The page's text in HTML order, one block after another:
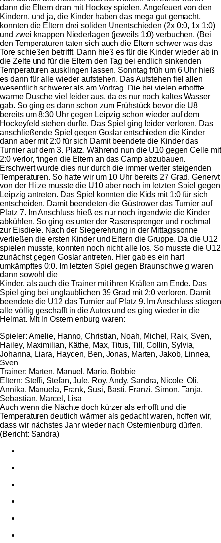
dann die Eltern dran mit Hockey spielen. Angefeuert von den
Kindern, und ja, die Kinder haben das mega gut gemacht,
konnten die Eltern drei soliden Unentschieden (2x 0:0, 1x 1:0)
und zwei knappen Niederlagen (jeweils 1:0) verbuchen. (Bei
den Temperaturen taten sich auch die Eltern schwer was das
Tore schießen betrifft. Dann hieß es für die Kinder wieder ab in
die Zelte und für die Eltern den Tag bei endlich sinkenden
Temperaturen ausklingen lassen. Sonntag früh um 6 Uhr hieß
es dann für alle wieder aufstehen. Das Aufstehen fiel allen
wesentlich schwerer als am Vortrag. Die bei vielen erhoffte
warme Dusche viel leider aus, da es nur noch kaltes Wasser
gab. So ging es dann schon zum Frühstück bevor die U8
bereits um 8:30 Uhr gegen Leipzig schon wieder auf dem
Hockeyfeld stehen durfte. Das Spiel ging leider verloren. Das
anschließende Spiel gegen Goslar entschieden die Kinder
dann aber mit 2:0 für sich Damit beendete die Kinder das
Turnier auf dem 3. Platz. Während nun die U10 gegen Celle mit
2:0 verlor, fingen die Eltern an das Camp abzubauen.
Erschwert wurde dies nur durch die immer weiter steigenden
Temperaturen. So hatte wir um 10 Uhr bereits 27 Grad. Genervt
von der Hitze musste die U10 aber noch im letzten Spiel gegen
Leipzig antreten. Das Spiel konnten die Kids mit 1:0 für sich
entscheiden. Damit beendeten die Güstrower das Turnier auf
Platz 7. Im Anschluss hieß es nur noch irgendwie die Kinder
abkühlen. So ging es unter der Rasensprenger und nochmal
zur Eisdiele. Nach der Siegerehrung in der Mittagssonne
verließen die ersten Kinder und Eltern die Gruppe. Da die U12
spielen musste, konnten noch nicht alle los. So musste die U12
zunächst gegen Goslar antreten. Hier gab es ein hart
umkämpftes 0:0. Im letzten Spiel gegen Braunschweig waren
dann sowohl die
Kinder, als auch die Trainer mit ihren Kräften am Ende. Das
Spiel ging bei unglaublichen 39 Grad mit 2:0 verloren. Damit
beendete die U12 das Turnier auf Platz 9. Im Anschluss stiegen
alle völlig geschafft in die Autos und es ging wieder in die
Heimat. Mit in Osternienburg waren:
Spieler: Amelie, Hanno, Christian, Noah, Michel, Raik, Sven,
Hailey, Maximilian, Käthe, Max, Titus, Till, Collin, Sylvia,
Johanna, Liara, Hayden, Ben, Jonas, Marten, Jakob, Linnea,
Sven
Trainer: Marten, Manuel, Mario, Bobbie
Eltern: Steffi, Stefan, Jule, Roy, Andy, Sandra, Nicole, Oli,
Annika, Manuela, Frank, Susi, Basti, Franzi, Simon, Tanja,
Sebastian, Marcel, Lisa
Auch wenn die Nächte doch kürzer als erhofft und die
Temperaturen deutlich wärmer als gedacht waren, hoffen wir,
dass wir nächstes Jahr wieder nach Osternienburg dürfen.
(Bericht: Sandra)